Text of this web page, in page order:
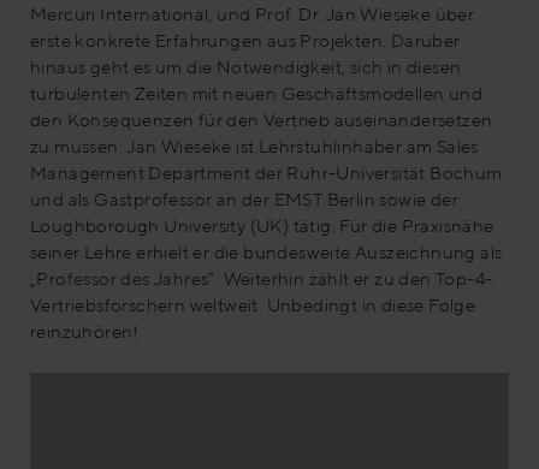
Mercuri International, und Prof. Dr. Jan Wieseke über
erste konkrete Erfahrungen aus Projekten. Darüber
hinaus geht es um die Notwendigkeit, sich in diesen
turbulenten Zeiten mit neuen Geschäftsmodellen und
den Konsequenzen für den Vertrieb auseinandersetzen
zu müssen. Jan Wieseke ist Lehrstuhlinhaber am Sales
Management Department der Ruhr-Universität Bochum
und als Gastprofessor an der EMST Berlin sowie der
Loughborough University (UK) tätig. Für die Praxisnähe
seiner Lehre erhielt er die bundesweite Auszeichnung als
„Professor des Jahres“. Weiterhin zählt er zu den Top-4-
Vertriebsforschern weltweit. Unbedingt in diese Folge
reinzuhören!